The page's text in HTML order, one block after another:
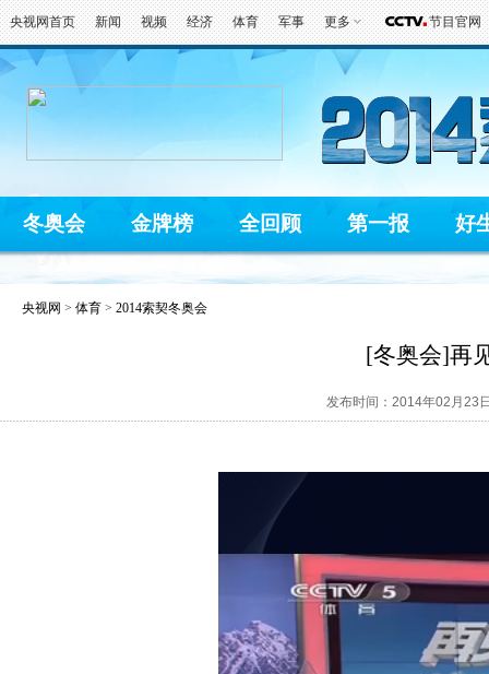
央视网首页 新闻 视频 经济 体育 军事 更多 节目官网
冬奥会 金牌榜 全回顾 第一报 好
央视网 > 体育 > 2014索契冬奥会
[冬奥会]再
发布时间：2014年02月23